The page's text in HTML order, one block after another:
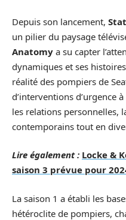
Depuis son lancement,
un pilier du paysage
Anatomy a su capter
dynamiques et ses
réalité des pompiers de
d’interventions d’urgence
les relations personnelles,
contemporains tout en
Lire également : Locke &
saison 3 prévue pour
La saison 1 a établi les
hétéroclite de pompiers,